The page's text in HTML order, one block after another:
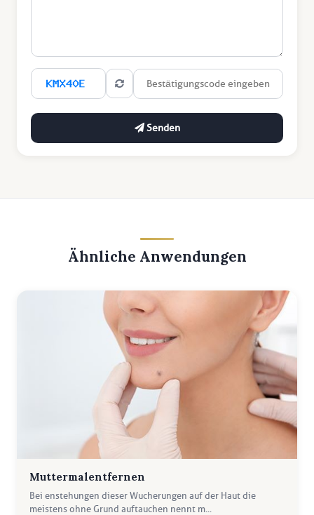
Senden
Ähnliche Anwendungen
Muttermalentfernen
Bei enstehungen dieser Wucherungen auf der Haut die
meistens ohne Grund auftauchen nennt m...